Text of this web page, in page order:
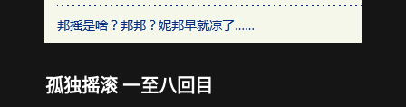
孤独摇滚 一至八回目